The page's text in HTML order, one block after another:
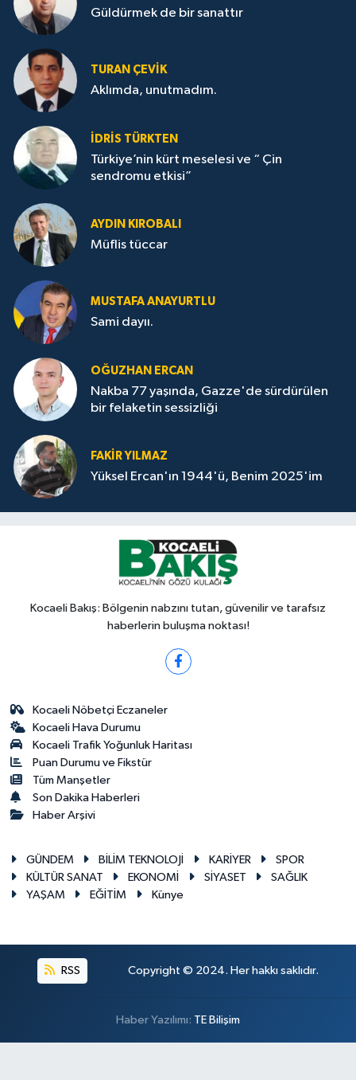
Güldürmek de bir sanattır
TURAN ÇEVİK
Aklımda, unutmadım.
İDRİS TÜRKTEN
Türkiye’nin kürt meselesi ve “ Çin
sendromu etkisi”
AYDIN KIROBALI
Müflis tüccar
MUSTAFA ANAYURTLU
Sami dayıı.
OĞUZHAN ERCAN
Nakba 77 yaşında, Gazze'de sürdürülen
bir felaketin sessizliği
FAKİR YILMAZ
Yüksel Ercan'ın 1944'ü, Benim 2025'im
Kocaeli Bakış: Bölgenin nabzını tutan, güvenilir ve tarafsız
haberlerin buluşma noktası!
Kocaeli Nöbetçi Eczaneler
Kocaeli Hava Durumu
Kocaeli Trafik Yoğunluk Haritası
Puan Durumu ve Fikstür
Tüm Manşetler
Son Dakika Haberleri
Haber Arşivi
GÜNDEM BİLİM TEKNOLOJİ KARİYER
SPOR
KÜLTÜR SANAT
EKONOMİ SİYASET
SAĞLIK
YAŞAM
EĞİTİM Künye
RSS Copyright © 2024. Her hakkı saklıdır.
Haber Yazılımı: TE Bilişim